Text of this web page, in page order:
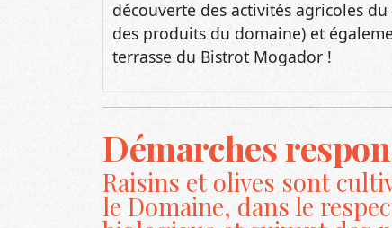
Démarches
Raisins et olives sont
le Domaine, dans le
biologique et suivant des
fabrication exclusivement
mécaniques, sans recours